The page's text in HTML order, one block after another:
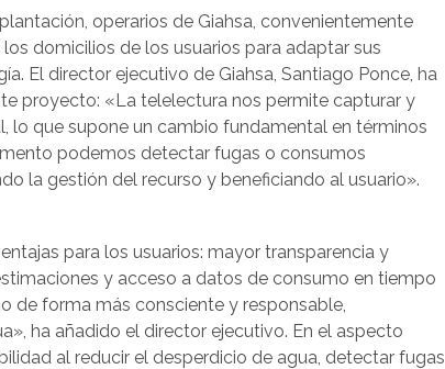
operarios de Giahsa, convenientemente
domicilios de los usuarios para adaptar sus
El director ejecutivo de Giahsa, Santiago Ponce, ha
proyecto: «La telelectura nos permite capturar y
lo que supone un cambio fundamental en términos
podemos detectar fugas o consumos
la gestión del recurso y beneficiando al usuario».
para los usuarios: mayor transparencia y
y acceso a datos de consumo en tiempo
de forma más consciente y responsable,
ha añadido el director ejecutivo. En el aspecto
al reducir el desperdicio de agua, detectar fugas